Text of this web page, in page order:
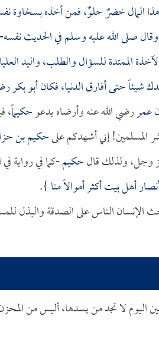
المال خضرٌ حلوٌ، فمن أخذه بسخاوة
صلى الله عليه وسلم في الحديث
الممتدة للسؤال والطلب، واليد
شيئاً حتى أفارق الدنيا، فكانأبو بكر
عمررضي الله عنه وأرضاه يدعوحكيماً،
المسلمين! إني أشهدكم علىحكيم بن
وجل، ولذلك قالحكيم-كما في رواية
أهل بيت أكثر أموالاً منا}.
الإنسان الناس على الصدقة والبذل
اليوم لا تجد من يسدها، أليس من